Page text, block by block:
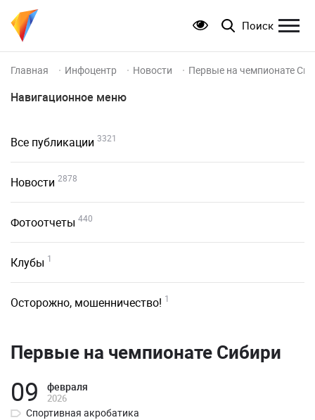
Поиск
Главная Инфоцентр Новости Первые на чемпионате
Навигационное меню
Все публикации 3321
Новости 2878
Фотоотчеты 440
Клубы 1
Осторожно, мошенничество! 1
Первые на чемпионате Сибири
09 февраля
2026
Спортивная акробатика